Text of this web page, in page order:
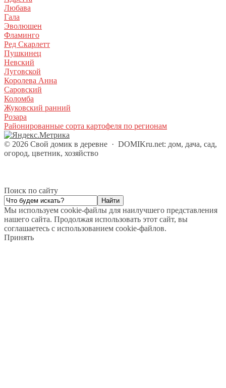
Любава
Гала
Эволюшен
Фламинго
Ред Скарлетт
Пушкинец
Невский
Луговской
Королева Анна
Саровский
Коломба
Жуковский ранний
Розара
Районированные сорта картофеля по регионам
© 2026 Свой домик в деревне · DOMIKru.net: дом, дача, сад,
огород, цветник, хозяйство
Поиск по сайту
Мы используем cookie-файлы для наилучшего представления
нашего сайта. Продолжая использовать этот сайт, вы
соглашаетесь с использованием cookie-файлов.
Принять